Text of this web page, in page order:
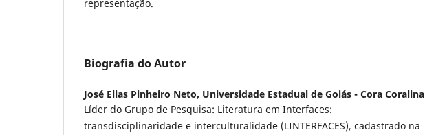
representação.
Biografia do Autor
José Elias Pinheiro Neto, Universidade Estadual de Goiás - Cora Coralina
Líder do Grupo de Pesquisa: Literatura em Interfaces:
transdisciplinaridade e interculturalidade (LINTERFACES), cadastrado na